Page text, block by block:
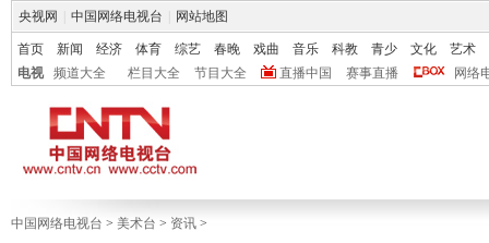
央视网 中国网络电视台 网站地图
首页 新闻 经济 体育 综艺 春晚 戏曲 音乐 科教 青少 文化
艺术
电视
频道大全 栏目大全 节目大全 直播中国 赛事直播 网络
中国网络电视台 > 美术台 > 资讯 >